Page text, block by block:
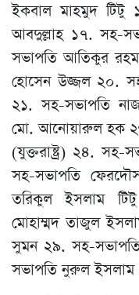
ইকবাল মাহমুদ টিটু
আবদুল্লাহ ১৭. সহ-
সভাপতি আতিকুর
হোসেন উজ্জল ২০.
২১. সহ-সভাপতি
মো. আনোয়ারুল হক
(যুক্তরাষ্ট্র) ২৪. সহ-
সহ-সভাপতি
তরিকুল ইসলাম
মোহাম্মদ তাজুল
সুমন ২৯. সহ-
সভাপতি নুরুল ইসলাম